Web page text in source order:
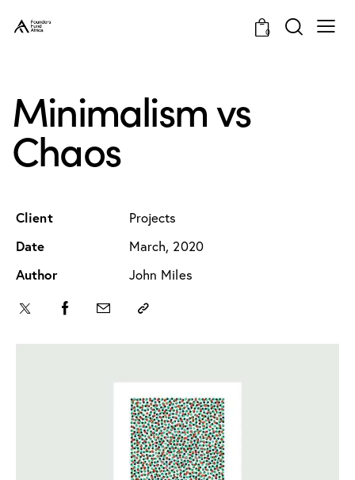
0
Minimalism vs
Chaos
Client
Projects
Date
March, 2020
Author
John Miles